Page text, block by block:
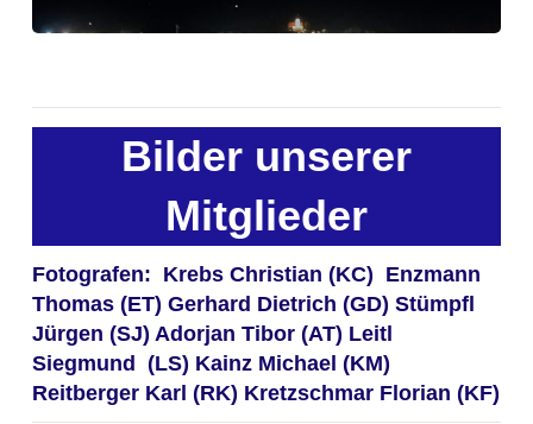
Bilder unserer
Mitglieder
Fotografen: Krebs Christian (KC) Enzmann
Thomas (ET) Gerhard Dietrich (GD) Stümpfl
Jürgen (SJ) Adorjan Tibor (AT) Leitl
Siegmund (LS) Kainz Michael (KM)
Reitberger Karl (RK) Kretzschmar Florian (KF)